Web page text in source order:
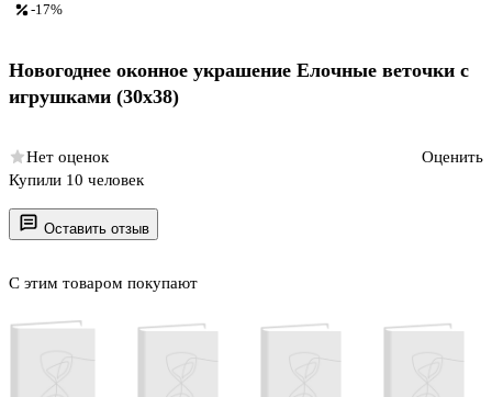
Оставить отзыв
С этим товаром покупают
-17%
Новогоднее оконное украшение Елочные веточки с
игрушками (30х38)
Нет оценок
Оценить
Купили 10 человек